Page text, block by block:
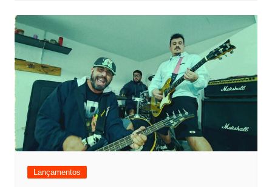
Lançamentos